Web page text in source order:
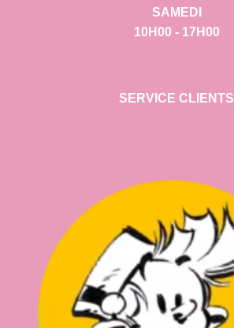
SAMEDI
10H00 - 17H00
SERVICE CLIENTS